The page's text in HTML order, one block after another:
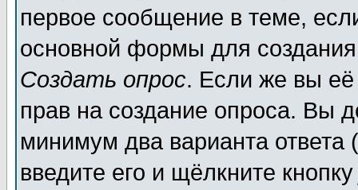
первое сообщение в теме,
основной формы для
Создать опрос. Если же вы её
прав на создание опроса. Вы
минимум два варианта ответа
введите его и щёлкните